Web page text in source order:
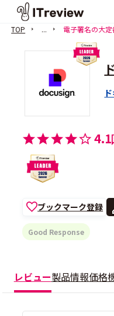
TOP ... 電子署名の大定
4.1
ブックマーク登録
Good Response
レビュー製品情報価格